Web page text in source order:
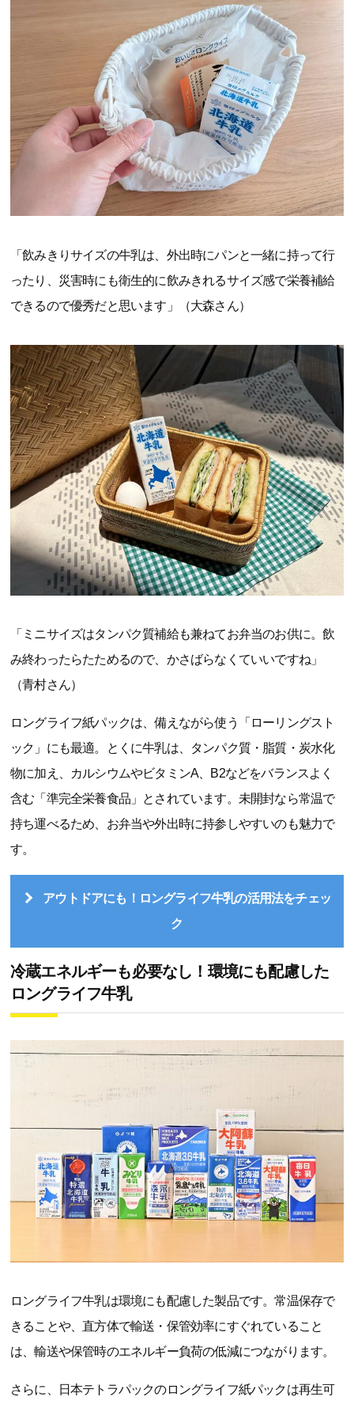
「飲みきりサイズの牛乳は、外出時にパンと一緒に持って行
ったり、災害時にも衛生的に飲みきれるサイズ感で栄養補給
できるので優秀だと思います」（大森さん）
「ミニサイズはタンパク質補給も兼ねてお弁当のお供に。飲
み終わったらたためるので、かさばらなくていいですね」
（青村さん）
ロングライフ紙パックは、備えながら使う「ローリングスト
ック」にも最適。とくに牛乳は、タンパク質・脂質・炭水化
物に加え、カルシウムやビタミンA、B2などをバランスよく
含む「準完全栄養食品」とされています。未開封なら常温で
持ち運べるため、お弁当や外出時に持参しやすいのも魅力で
す。
アウトドアにも！ロングライフ牛乳の活用法をチェッ
ク
冷蔵エネルギーも必要なし！環境にも配慮した
ロングライフ牛乳
ロングライフ牛乳は環境にも配慮した製品です。常温保存で
きることや、直方体で輸送・保管効率にすぐれていること
は、輸送や保管時のエネルギー負荷の低減につながります。
さらに、日本テトラパックのロングライフ紙パックは再生可